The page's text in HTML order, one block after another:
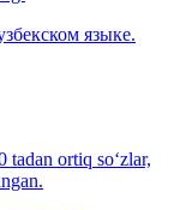
языке.
tadan ortiq so‘zlar,